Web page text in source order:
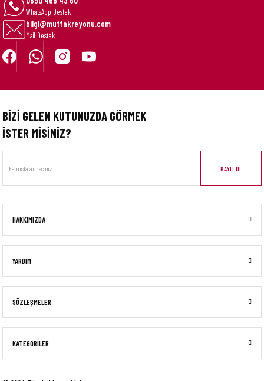
WhatsApp Destek
bilgi@mutfakreyonu.com
Mail Destek
BİZİ GELEN KUTUNUZDA GÖRMEK
İSTER MİSİNİZ?
KAYIT OL
HAKKIMIZDA
YARDIM
SÖZLEŞMELER
KATEGORİLER